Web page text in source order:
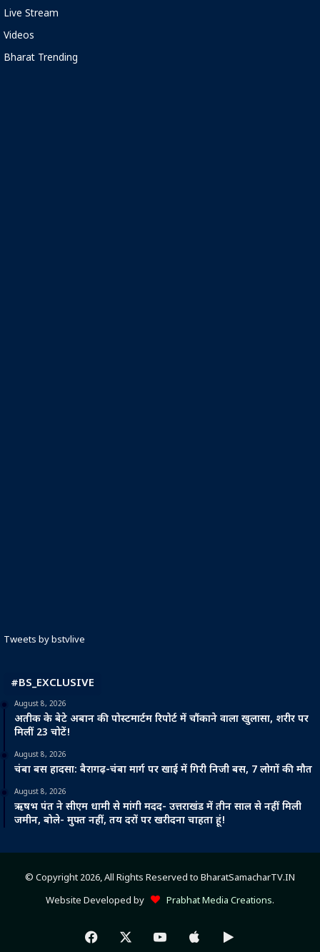
Live Stream
Videos
Bharat Trending
Tweets by bstvlive
#BS_EXCLUSIVE
August 8, 2026
अतीक के बेटे अबान की पोस्टमार्टम रिपोर्ट में चौंकाने वाला खुलासा, शरीर पर
मिलीं 23 चोटें!
August 8, 2026
चंबा बस हादसा: बैरागढ़-चंबा मार्ग पर खाई में गिरी निजी बस, 7 लोगों की मौत
August 8, 2026
ऋषभ पंत ने सीएम धामी से मांगी मदद- उत्तराखंड में तीन साल से नहीं मिली
जमीन, बोले- मुफ्त नहीं, तय दरों पर खरीदना चाहता हूं!
© Copyright 2026, All Rights Reserved to BharatSamacharTV.IN
Website Developed by
Prabhat Media Creations.
Facebook YouTubeAppleGoogle